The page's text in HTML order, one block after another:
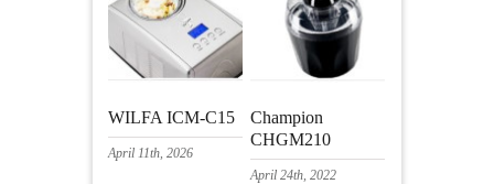
WILFA ICM-C15
April 11th, 2026
Champion
CHGM210
April 24th, 2022